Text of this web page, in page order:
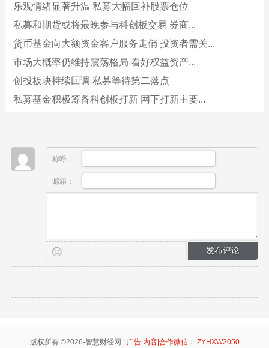
乐观情绪显著升温 私募大幅回补股票仓位
私募和期货或将最晚参与科创板交易 券商...
货币基金向大额资金客户服务走俏 投资者需关...
市场大概率仍维持震荡格局 看好权益资产...
创投板块持续回调 私募等待第二落点
私募基金积极筹备科创板打新 网下打新主要...
称呼：
邮箱：
版权所有 ©2026-智慧财经网 | 广告|内容|合作微信： ZYHXW2050